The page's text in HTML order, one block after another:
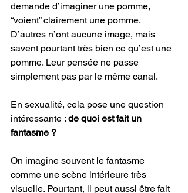
demande d’imaginer une pomme,
“voient” clairement une pomme.
D’autres n’ont aucune image, mais
savent pourtant très bien ce qu’est une
pomme. Leur pensée ne passe
simplement pas par le même canal.
En sexualité, cela pose une question
intéressante : de quoi est fait un
fantasme ?
On imagine souvent le fantasme
comme une scène intérieure très
visuelle. Pourtant, il peut aussi être fait